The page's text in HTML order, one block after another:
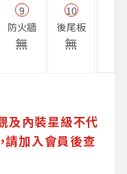
9
防火牆
無
10
後尾板
無
及內裝星級不代
請加入會員後查